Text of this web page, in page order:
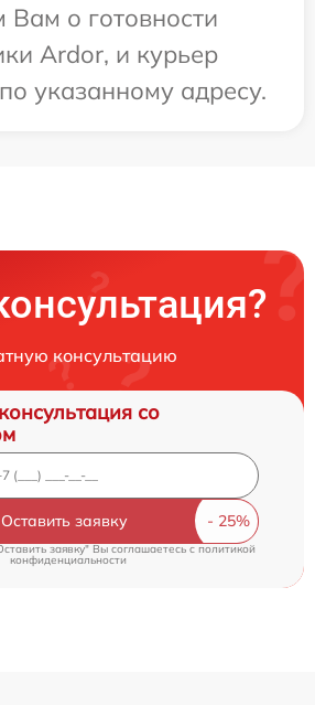
о готовности
Ardor, и курьер
указанному адресу.
консультацию
со
Оставить заявку
заявку" Вы соглашаетесь cполитикой
конфиденциальности